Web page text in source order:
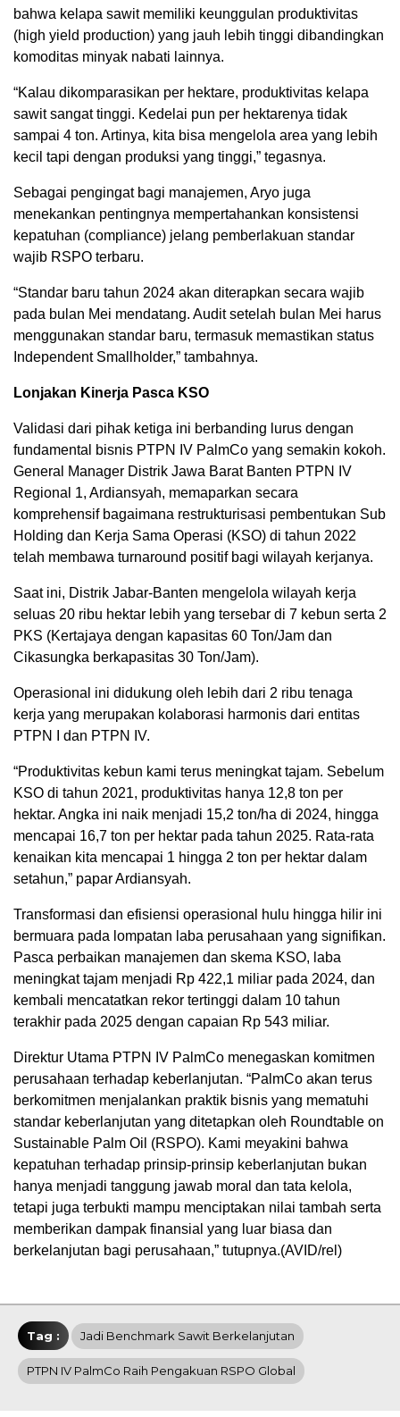
bahwa kelapa sawit memiliki keunggulan produktivitas
(high yield production) yang jauh lebih tinggi dibandingkan
komoditas minyak nabati lainnya.
“Kalau dikomparasikan per hektare, produktivitas kelapa
sawit sangat tinggi. Kedelai pun per hektarenya tidak
sampai 4 ton. Artinya, kita bisa mengelola area yang lebih
kecil tapi dengan produksi yang tinggi,” tegasnya.
Sebagai pengingat bagi manajemen, Aryo juga
menekankan pentingnya mempertahankan konsistensi
kepatuhan (compliance) jelang pemberlakuan standar
wajib RSPO terbaru.
“Standar baru tahun 2024 akan diterapkan secara wajib
pada bulan Mei mendatang. Audit setelah bulan Mei harus
menggunakan standar baru, termasuk memastikan status
Independent Smallholder,” tambahnya.
Lonjakan Kinerja Pasca KSO
Validasi dari pihak ketiga ini berbanding lurus dengan
fundamental bisnis PTPN IV PalmCo yang semakin kokoh.
General Manager Distrik Jawa Barat Banten PTPN IV
Regional 1, Ardiansyah, memaparkan secara
komprehensif bagaimana restrukturisasi pembentukan Sub
Holding dan Kerja Sama Operasi (KSO) di tahun 2022
telah membawa turnaround positif bagi wilayah kerjanya.
Saat ini, Distrik Jabar-Banten mengelola wilayah kerja
seluas 20 ribu hektar lebih yang tersebar di 7 kebun serta 2
PKS (Kertajaya dengan kapasitas 60 Ton/Jam dan
Cikasungka berkapasitas 30 Ton/Jam).
Operasional ini didukung oleh lebih dari 2 ribu tenaga
kerja yang merupakan kolaborasi harmonis dari entitas
PTPN I dan PTPN IV.
“Produktivitas kebun kami terus meningkat tajam. Sebelum
KSO di tahun 2021, produktivitas hanya 12,8 ton per
hektar. Angka ini naik menjadi 15,2 ton/ha di 2024, hingga
mencapai 16,7 ton per hektar pada tahun 2025. Rata-rata
kenaikan kita mencapai 1 hingga 2 ton per hektar dalam
setahun,” papar Ardiansyah.
Transformasi dan efisiensi operasional hulu hingga hilir ini
bermuara pada lompatan laba perusahaan yang signifikan.
Pasca perbaikan manajemen dan skema KSO, laba
meningkat tajam menjadi Rp 422,1 miliar pada 2024, dan
kembali mencatatkan rekor tertinggi dalam 10 tahun
terakhir pada 2025 dengan capaian Rp 543 miliar.
Direktur Utama PTPN IV PalmCo menegaskan komitmen
perusahaan terhadap keberlanjutan. “PalmCo akan terus
berkomitmen menjalankan praktik bisnis yang mematuhi
standar keberlanjutan yang ditetapkan oleh Roundtable on
Sustainable Palm Oil (RSPO). Kami meyakini bahwa
kepatuhan terhadap prinsip-prinsip keberlanjutan bukan
hanya menjadi tanggung jawab moral dan tata kelola,
tetapi juga terbukti mampu menciptakan nilai tambah serta
memberikan dampak finansial yang luar biasa dan
berkelanjutan bagi perusahaan,” tutupnya.(AVID/rel)
Tag : Jadi Benchmark Sawit Berkelanjutan
PTPN IV PalmCo Raih Pengakuan RSPO Global